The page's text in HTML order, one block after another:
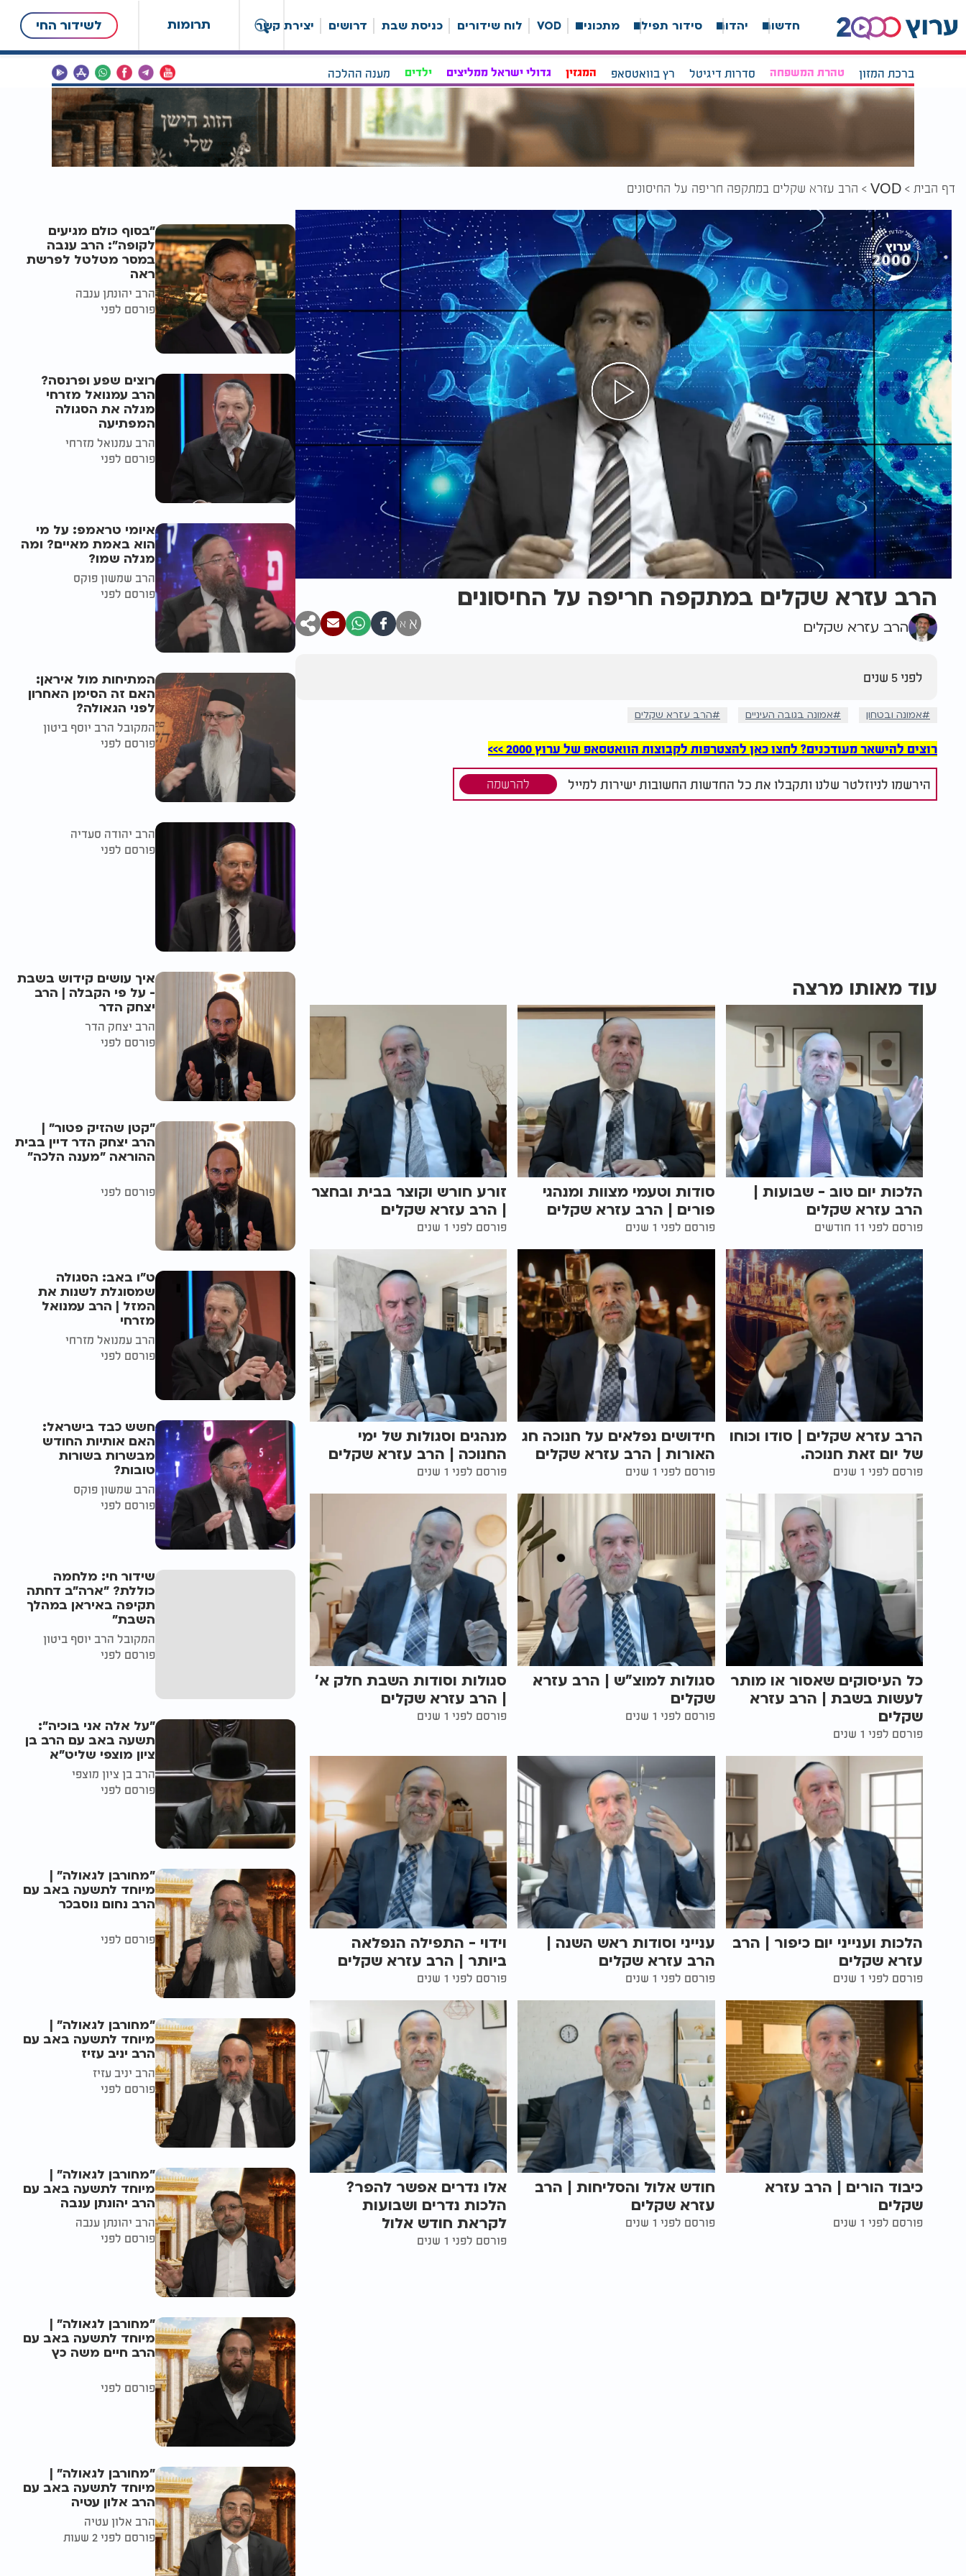
תרומות לשידור החי חדשות יהדות סידור תפילה מתכונים VOD לוח שידורים כניסת שבת דרושים יצירת קשר
ברכת המזון טהרת המשפחה סדרות דיגיטל רץ בוואטסאפ המגזין גדולי ישראל ממליצים ילדים מענה ההלכה
דף הבית VOD הרב עזרא שקלים במתקפה חריפה על החיסונים
הרב עזרא שקלים במתקפה חריפה על החיסונים
הרב עזרא שקלים א א
לפני 5 שנים
אמונה ובטחון אמונה בגובה העיניים הרב עזרא שקלים
רוצים להישאר מעודכנים? לחצו כאן להצטרפות לקבוצות הוואטסאפ של ערוץ 2000 >>>
הירשמו לניוזלטר שלנו ותקבלו את כל החדשות החשובות ישירות למייל להרשמה
עוד מאותו מרצה
הלכות יום טוב - שבועות |
הרב עזרא שקלים
פורסם לפני 11 חודשים
סודות וטעמי מצוות ומנהגי
פורים | הרב עזרא שקלים
פורסם לפני 1 שנים
זורע חורש וקוצר בבית ובחצר
| הרב עזרא שקלים
פורסם לפני 1 שנים
הרב עזרא שקלים | סודו וכוחו
של יום זאת חנוכה.
פורסם לפני 1 שנים
חידושים נפלאים על חנוכה חג
האורות | הרב עזרא שקלים
פורסם לפני 1 שנים
מנהגים וסגולות של ימי
החנוכה | הרב עזרא שקלים
פורסם לפני 1 שנים
כל העיסוקים שאסור או מותר
לעשות בשבת | הרב עזרא
שקלים
פורסם לפני 1 שנים
סגולות למוצ"ש | הרב עזרא
שקלים
פורסם לפני 1 שנים
סגולות וסודות השבת חלק א'
| הרב עזרא שקלים
פורסם לפני 1 שנים
הלכות וענייני יום כיפור | הרב
עזרא שקלים
פורסם לפני 1 שנים
ענייני וסודות ראש השנה |
הרב עזרא שקלים
פורסם לפני 1 שנים
וידוי - התפילה הנפלאה
ביותר | הרב עזרא שקלים
פורסם לפני 1 שנים
כיבוד הורים | הרב עזרא
שקלים
פורסם לפני 1 שנים
חודש אלול והסליחות | הרב
עזרא שקלים
פורסם לפני 1 שנים
אלו נדרים אפשר להפר?
הלכות נדרים ושבועות
לקראת חודש אלול
פורסם לפני 1 שנים
"בסוף כולם מגיעים
לקופה": הרב ענבה
במסר מטלטל לפרשת
ראה
הרב יהונתן ענבה
פורסם לפני
רוצים שפע ופרנסה?
הרב עמנואל מזרחי
מגלה את הסגולה
המפתיעה
הרב עמנואל מזרחי
פורסם לפני
איומי טראמפ: על מי
הוא באמת מאיים? ומה
מגלה שמו?
הרב שמשון פוקס
פורסם לפני
המתיחות מול איראן:
האם זה הסימן האחרון
לפני הגאולה?
המקובל הרב יוסף ביטון
פורסם לפני
הרב יהודה סעדיה
פורסם לפני
איך עושים קידוש בשבת
- על פי הקבלה | הרב
יצחק הדר
הרב יצחק הדר
פורסם לפני
"קטן שהזיק פטור" |
הרב יצחק הדר דיין בבית
ההוראה "מענה הלכה"
פורסם לפני
ט"ו באב: הסגולה
שמסוגלת לשנות את
המזל | הרב עמנואל
מזרחי
הרב עמנואל מזרחי
פורסם לפני
חשש כבד בישראל:
האם אותיות החודש
מבשרות בשורות
טובות?
הרב שמשון פוקס
פורסם לפני
שידור חי: מלחמה
כוללת? ״ארה"ב דחתה
תקיפה באיראן במהלך
השבת״
המקובל הרב יוסף ביטון
פורסם לפני
"על אלה אני בוכיה":
תשעה באב עם הרב בן
ציון מוצפי שליט"א
הרב בן ציון מוצפי
פורסם לפני
"מחורבן לגאולה" |
מיוחד לתשעה באב עם
הרב נחום נוסבכר
פורסם לפני
"מחורבן לגאולה" |
מיוחד לתשעה באב עם
הרב יניב עזיז
הרב יניב עזיז
פורסם לפני
"מחורבן לגאולה" |
מיוחד לתשעה באב עם
הרב יהונתן ענבה
הרב יהונתן ענבה
פורסם לפני
"מחורבן לגאולה" |
מיוחד לתשעה באב עם
הרב חיים משה כץ
פורסם לפני
"מחורבן לגאולה" |
מיוחד לתשעה באב עם
הרב אלון עטיה
הרב אלון עטיה
פורסם לפני 2 שעות